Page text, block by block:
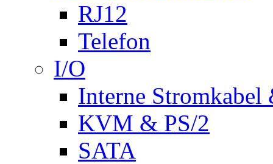
RJ12
Telefon
I/O
Interne Stromkabel
KVM & PS/2
SATA